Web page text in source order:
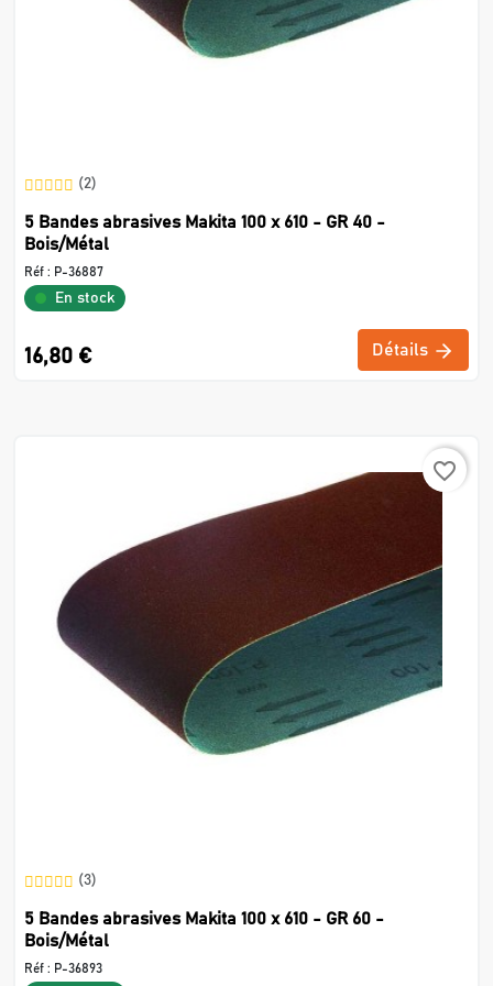
(2)
5 Bandes abrasives Makita 100 x 610 - GR 40 -
Bois/Métal
Réf : P-36887
En stock
16,80 € Détails
favorite_border
(3)
5 Bandes abrasives Makita 100 x 610 - GR 60 -
Bois/Métal
Réf : P-36893